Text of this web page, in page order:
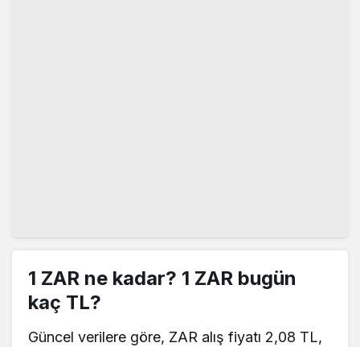
1 ZAR ne kadar? 1 ZAR bugün
kaç TL?
Güncel verilere göre, ZAR alış fiyatı 2,08 TL,